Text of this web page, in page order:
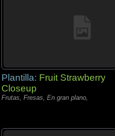
Plantilla: Fruit Strawberry
Closeup
Frutas, Fresas, En gran plano,